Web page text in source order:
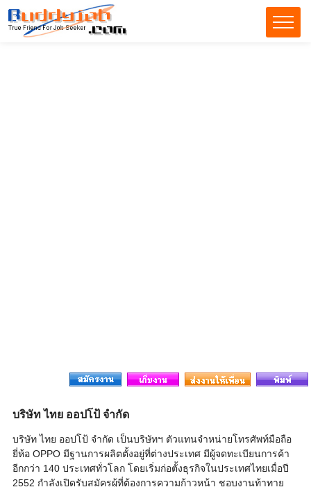
บริษัท ไทย ออปโป้ จำกัด
บริษัท ไทย ออปโป้ จำกัด เป็นบริษัทฯ ตัวแทนจำหน่ายโทรศัพท์มือถือ
ยี่ห้อ OPPO มีฐานการผลิตตั้งอยู่ที่ต่างประเทศ มีผู้จดทะเบียนการค้า
อีกกว่า 140 ประเทศทั่วโลก โดยเริ่มก่อตั้งธุรกิจในประเทศไทยเมื่อปี
2552 กำลังเปิดรับสมัครผู้ที่ต้องการความก้าวหน้า ชอบงานท้าทาย